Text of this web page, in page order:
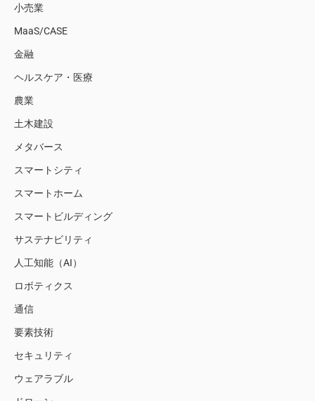
小売業
MaaS/CASE
金融
ヘルスケア・医療
農業
土木建設
メタバース
スマートシティ
スマートホーム
スマートビルディング
サステナビリティ
人工知能（AI）
ロボティクス
通信
要素技術
セキュリティ
ウェアラブル